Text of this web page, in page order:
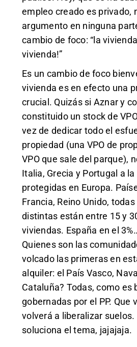
empleo creado es privado,
argumento en ninguna
cambio de foco: “la
vivienda!”
Es un cambio de foco
vivienda es en efecto una
crucial. Quizás si Aznar y
constituido un stock de
vez de dedicar todo el
propiedad (una VPO de
VPO que sale del parque),
Italia, Grecia y Portugal a
protegidas en Europa.
Francia, Reino Unido,
distintas están entre 15 y
viviendas. España en el
Quienes son las
volcado las primeras en
alquiler: el País Vasco,
Cataluña? Todas, como es
gobernadas por el PP. Que
volverá a liberalizar suelos.
soluciona el tema, jajajaja.